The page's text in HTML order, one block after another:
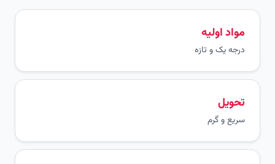
مواد اولیه
درجه یک و تازه
سریع و گرم